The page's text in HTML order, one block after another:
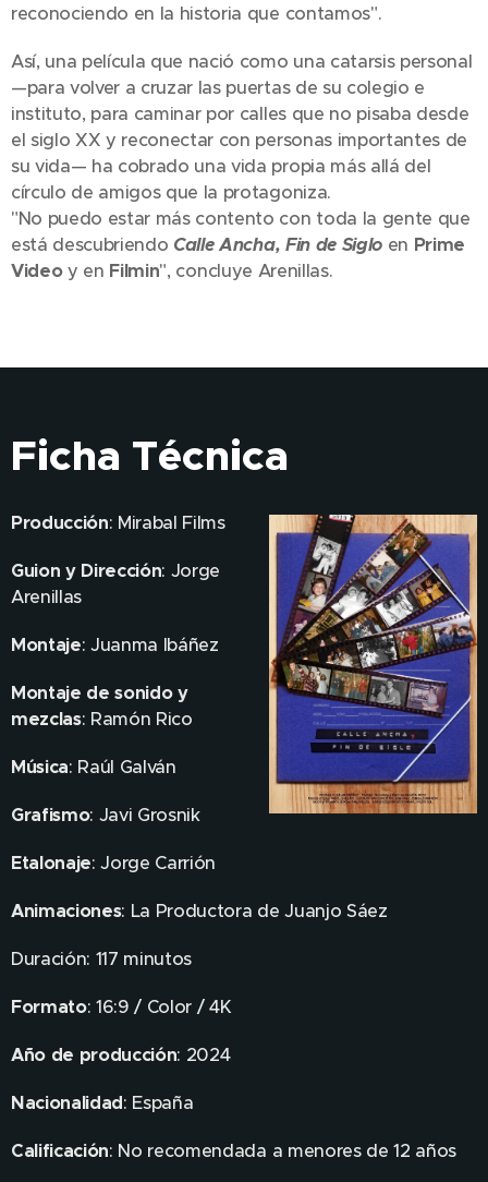
reconociendo en la historia que contamos".
Así, una película que nació como una catarsis personal
—para volver a cruzar las puertas de su colegio e
instituto, para caminar por calles que no pisaba desde
el siglo XX y reconectar con personas importantes de
su vida— ha cobrado una vida propia más allá del
círculo de amigos que la protagoniza.
"No puedo estar más contento con toda la gente que
está descubriendo Calle Ancha, Fin de Siglo en Prime
Videoy en Filmin", concluye Arenillas.
Ficha Técnica
Producción: Mirabal Films
Guion y Dirección: Jorge
Arenillas
Montaje: Juanma Ibáñez
Montaje de sonido y
mezclas: Ramón Rico
Música: Raúl Galván
Grafismo: Javi Grosnik
Etalonaje: Jorge Carrión
Animaciones: La Productora de Juanjo Sáez
Duración: 117 minutos
Formato: 16:9 / Color / 4K
Año de producción: 2024
Nacionalidad: España
Calificación: No recomendada a menores de 12 años